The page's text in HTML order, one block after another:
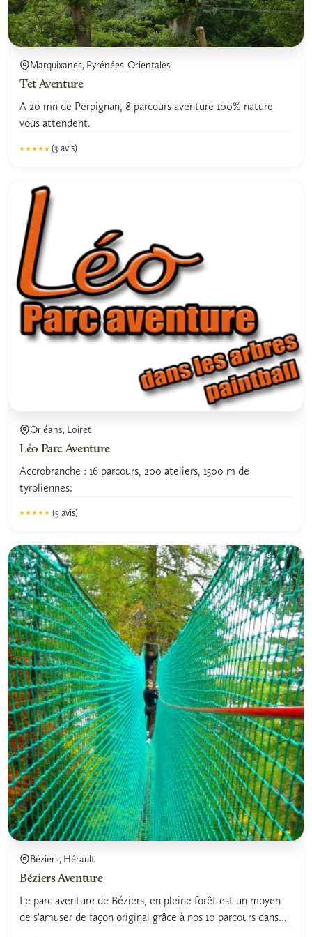
Marquixanes, Pyrénées-Orientales
Tet Aventure
A 20 mn de Perpignan, 8 parcours aventure 100% nature
vous attendent.
★★★★★
★★★★★ (3 avis)
Orléans, Loiret
Léo Parc Aventure
Accrobranche : 16 parcours, 200 ateliers, 1500 m de
tyroliennes.
★★★★★
★★★★★ (5 avis)
Béziers, Hérault
Béziers Aventure
Le parc aventure de Béziers, en pleine forêt est un moyen
de s'amuser de façon original grâce à nos 10 parcours dans...